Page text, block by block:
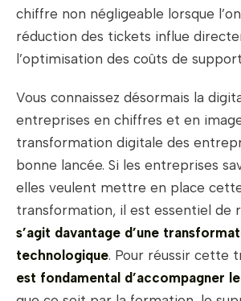
chiffre non négligeable lorsque
réduction des tickets influe
l’optimisation des coûts de
Vous connaissez désormais la
entreprises en chiffres et en
transformation digitale des
bonne lancée. Si les entreprises
elles veulent mettre en place
transformation, il est essentiel de
s’agit davantage d’une
technologique. Pour réussir cette
est fondamental d’accompagner